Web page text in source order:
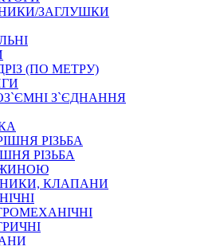
ЗАГЛУШКИ
(ПО МЕТРУ)
З`ЄДНАННЯ
РІЗЬБА
РІЗЬБА
КЛАПАНИ